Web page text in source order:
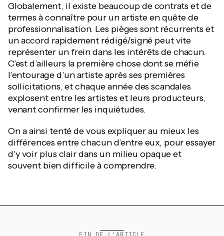
Globalement, il existe beaucoup de contrats et de
termes à connaître pour un artiste en quête de
professionnalisation. Les pièges sont récurrents et
un accord rapidement rédigé/signé peut vite
représenter un frein dans les intérêts de chacun.
C’est d’ailleurs la première chose dont se méfie
l’entourage d’un artiste après ses premières
sollicitations, et chaque année des scandales
explosent entre les artistes et leurs producteurs,
venant confirmer les inquiétudes.
On a ainsi tenté de vous expliquer au mieux les
différences entre chacun d’entre eux, pour essayer
d’y voir plus clair dans un milieu opaque et
souvent bien difficile à comprendre.